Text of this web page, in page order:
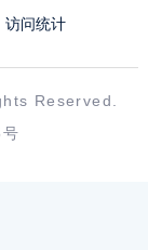
访问统计
Reserved.